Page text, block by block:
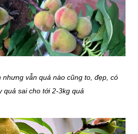
nhưng vẫn quả nào cũng to, đẹp, có
quả sai cho tới 2-3kg quả